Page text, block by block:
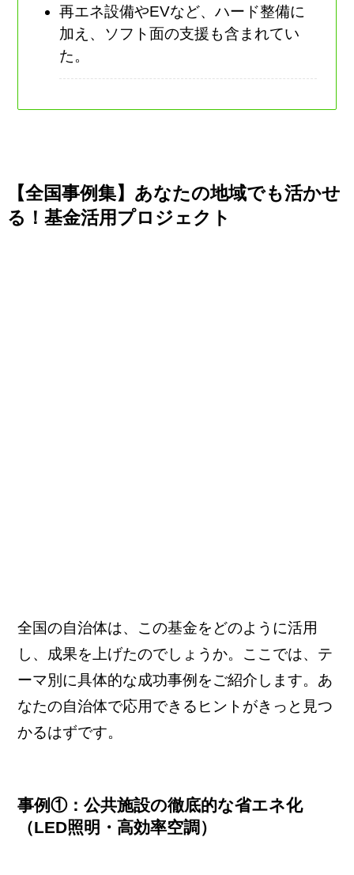
再エネ設備やEVなど、ハード整備に
加え、ソフト面の支援も含まれてい
た。
【全国事例集】あなたの地域でも活かせ
る！基金活用プロジェクト
全国の自治体は、この基金をどのように活用
し、成果を上げたのでしょうか。ここでは、テ
ーマ別に具体的な成功事例をご紹介します。あ
なたの自治体で応用できるヒントがきっと見つ
かるはずです。
事例①：公共施設の徹底的な省エネ化
（LED照明・高効率空調）